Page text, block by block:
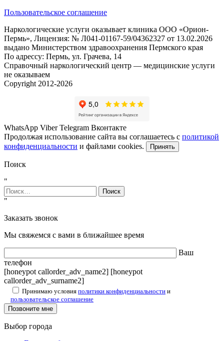
Пользовательское соглашение
Наркологические услуги оказывает клиника ООО «Орион-
Пермь», Лицензия: № Л041-01167-59/04362327 от 13.02.2026
выдано Министерством здравоохранения Пермского края
По адрессу: Пермь, ул. Грачева, 14
Справочный наркологический центр — медицинские услуги
не оказываем
Copyright 2012-2026
WhatsApp Viber Telegram Вконтакте
Продолжая использование сайта вы соглашаетесь с политикой
конфиденциальности и файлами cookies. Принять
Поиск
"
Найти:
"
Заказать звонок
Мы свяжемся с вами в ближайшее время
Ваш
телефон
[honeypot callorder_adv_name2] [honeypot
callorder_adv_surname2]
Принимаю условия политики конфиденциальности и
пользовательское соглашение
Выбор города